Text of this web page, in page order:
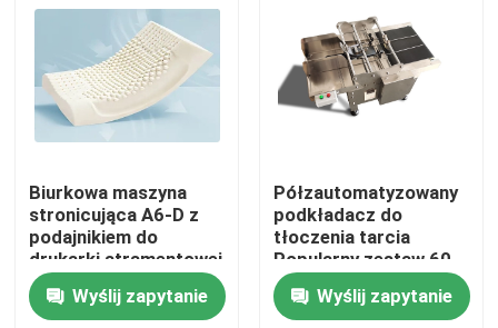
Produkty
O nas
Wycieczka po fabryce
Biurkowa maszyna
stronicująca A6-D z
podajnikiem do
drukarki atramentowej
i laserowej
Wyślij zapytanie
Półzautomatyzowany
podkładacz do
tłoczenia tarcia
Popularny zestaw 60-
600 sztuk/min
Wyślij zapytanie